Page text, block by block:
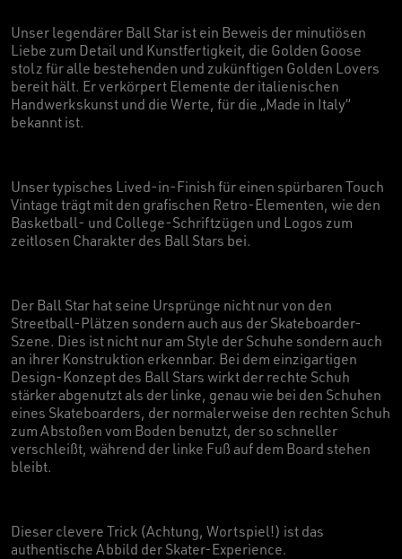
Unser legendärer Ball Star ist ein Beweis der minutiösen
Liebe zum Detail und Kunstfertigkeit, die Golden Goose
stolz für alle bestehenden und zukünftigen Golden Lovers
bereit hält. Er verkörpert Elemente der italienischen
Handwerkskunst und die Werte, für die „Made in Italy“
bekannt ist.
Unser typisches Lived-in-Finish für einen spürbaren Touch
Vintage trägt mit den grafischen Retro-Elementen, wie den
Basketball- und College-Schriftzügen und Logos zum
zeitlosen Charakter des Ball Stars bei.
Der Ball Star hat seine Ursprünge nicht nur von den
Streetball-Plätzen sondern auch aus der Skateboarder-
Szene. Dies ist nicht nur am Style der Schuhe sondern auch
an ihrer Konstruktion erkennbar. Bei dem einzigartigen
Design-Konzept des Ball Stars wirkt der rechte Schuh
stärker abgenutzt als der linke, genau wie bei den Schuhen
eines Skateboarders, der normalerweise den rechten Schuh
zum Abstoßen vom Boden benutzt, der so schneller
verschleißt, während der linke Fuß auf dem Board stehen
bleibt.
Dieser clevere Trick (Achtung, Wortspiel!) ist das
authentische Abbild der Skater-Experience.